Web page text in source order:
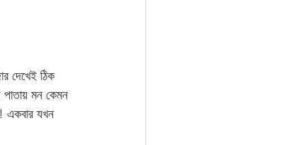
দেখেই ঠিক
মন কেমন
একবার যখন